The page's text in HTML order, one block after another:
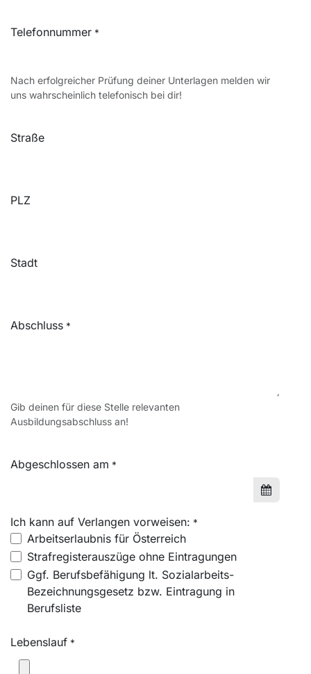
Telefonnummer *
Nach erfolgreicher Prüfung deiner Unterlagen melden wir
uns wahrscheinlich telefonisch bei dir!
Straße
PLZ
Stadt
Abschluss *
Gib deinen für diese Stelle relevanten
Ausbildungsabschluss an!
Abgeschlossen am *
Ich kann auf Verlangen vorweisen: *
Arbeitserlaubnis für Österreich
Strafregisterauszüge ohne Eintragungen
Ggf. Berufsbefähigung lt. Sozialarbeits-
Bezeichnungsgesetz bzw. Eintragung in
Berufsliste
Lebenslauf *